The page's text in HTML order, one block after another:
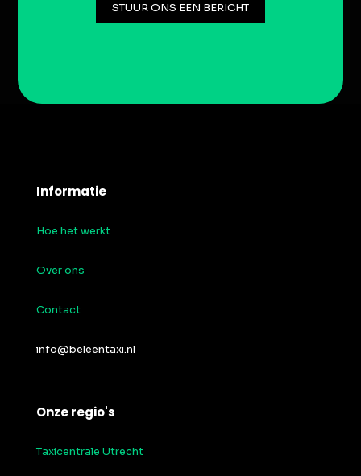
STUUR ONS EEN BERICHT
Informatie
Hoe het werkt
Over ons
Contact
info@beleentaxi.nl
Onze regio's
Taxicentrale Utrecht